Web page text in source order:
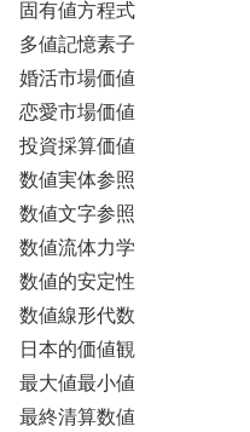
固有値方程式
多値記憶素子
婚活市場価値
恋愛市場価値
投資採算価値
数値実体参照
数値文字参照
数値流体力学
数値的安定性
数値線形代数
日本的価値観
最大値最小値
最終清算数値